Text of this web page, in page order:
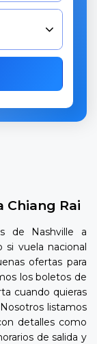
Chiang Rai
de Nashville a
si vuela nacional
ofertas para
los boletos de
cuando quieras
listamos
detalles como
de salida y